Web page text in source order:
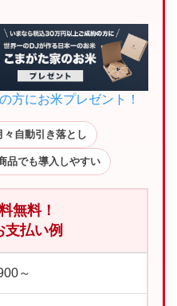
方にお米プレゼント！
々自動引き落とし
品でも導入しやすい
無料！
支払い例
～